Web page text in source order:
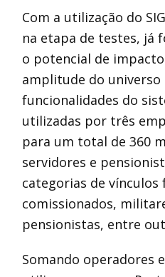
Com a utilização do
na etapa de testes, já
o potencial de
amplitude do universo
funcionalidades do
utilizadas por três
para um total de 360
servidores e
categorias de
comissionados,
pensionistas, entre
Somando operadores